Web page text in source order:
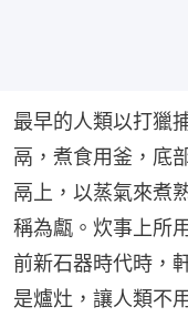
最早的人類以打獵
鬲，煮食用釜，底
鬲上，以蒸氣來煮
稱為甗。炊事上所
前新石器時代時，
是爐灶，讓人類不